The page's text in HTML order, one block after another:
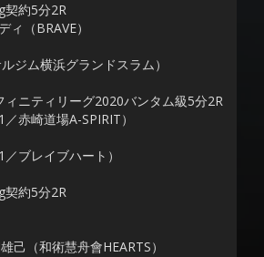
契約5分2R
ィ（BRAVE）
ジム横浜グランドスラム）
ィニティリーグ2020バンタム級5分2R
赤崎道場A-SPIRIT）
ブレイブハート）
契約5分2R
己（和術慧舟會HEARTS）